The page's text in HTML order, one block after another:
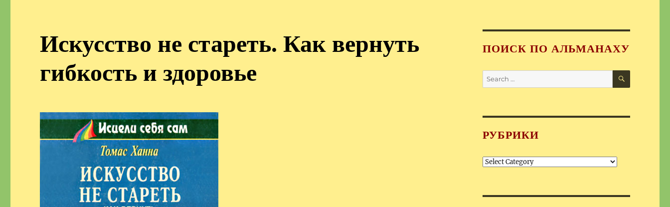
Искусство не стареть. Как вернуть
гибкость и здоровье
ПОИСК ПО АЛЬМАНАХУ
Search
for:
SEARCH
РУБРИКИ
Рубрики